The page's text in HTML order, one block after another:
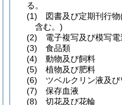
る。
(1)
図書及び定期刊行物
含む。)
(2)
電子複写及び模写
(3)
食品類
(4)
動物及び飼料
(5)
植物及び肥料
(6)
ツベルクリン液及
(7)
保存血液
(8)
切花及び花輪